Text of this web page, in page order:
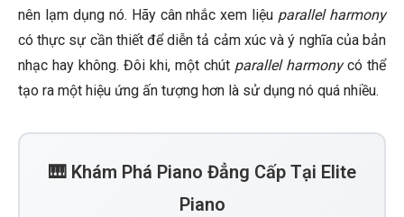
nên lạm dụng nó. Hãy cân nhắc xem liệu parallel harmony
có thực sự cần thiết để diễn tả cảm xúc và ý nghĩa của bản
nhạc hay không. Đôi khi, một chút parallel harmonycó thể
tạo ra một hiệu ứng ấn tượng hơn là sử dụng nó quá nhiều.
🎹 Khám Phá Piano Đẳng Cấp Tại Elite
Piano